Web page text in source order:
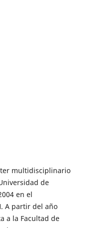
multidisciplinario
de
en el
A partir del año
a la Facultad de